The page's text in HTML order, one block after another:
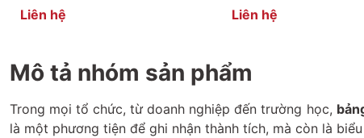
Liên hệ Liên hệ
Mô tả nhóm sản phẩm
Trong mọi tổ chức, từ doanh nghiệp đến trường học,
là một phương tiện để ghi nhận thành tích, mà còn là